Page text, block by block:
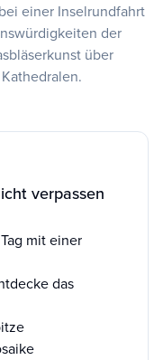
einer Inselrundfahrt
der
über
verpassen
mit einer
das